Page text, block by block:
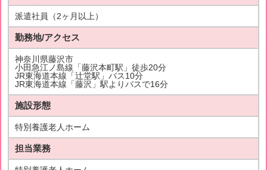
派遣社員（2ヶ月以上）
勤務地/アクセス
神奈川県藤沢市
小田急江ノ島線「藤沢本町駅」徒歩20分
JR東海道本線「辻堂駅」バス10分
JR東海道本線「藤沢」駅よりバスで16分
施設形態
特別養護老人ホーム
担当業務